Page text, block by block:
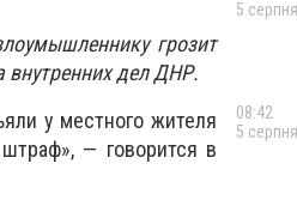
грозит
внутренних дел ДНР.
у местного жителя
— говорится в
5 серпня
08:42
5 серпня